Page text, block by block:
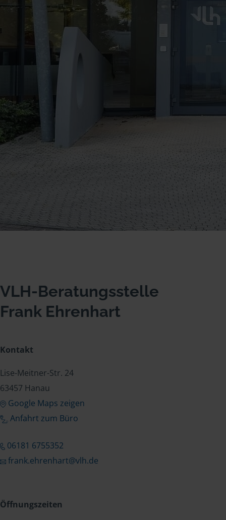
VLH-Beratungsstelle
Frank Ehrenhart
Kontakt
Lise-Meitner-Str. 24
63457 Hanau
Google Maps zeigen
Anfahrt zum Büro
06181 6755352
frank.ehrenhart@vlh.de
Öffnungszeiten